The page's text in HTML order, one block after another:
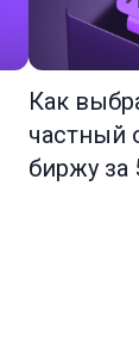
Как
частный
биржу за